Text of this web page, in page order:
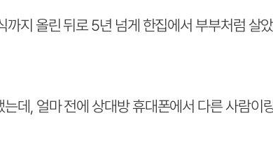
지 올린 뒤로 5년 넘게 한집에서 부부처럼 살
데, 얼마 전에 상대방 휴대폰에서 다른 사람이